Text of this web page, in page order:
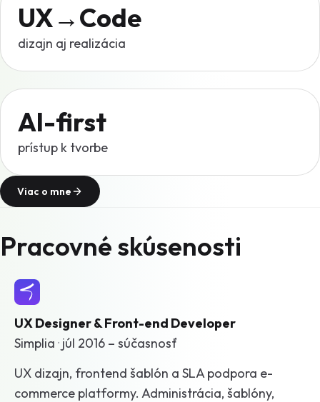
UX→Code
dizajn aj realizácia
AI-first
prístup k tvorbe
Viac o mne
Pracovné skúsenosti
UX Designer & Front-end Developer
Simplia · júl 2016 – súčasnosť
UX dizajn, frontend šablón a SLA podpora e-
commerce platformy. Administrácia, šablóny,